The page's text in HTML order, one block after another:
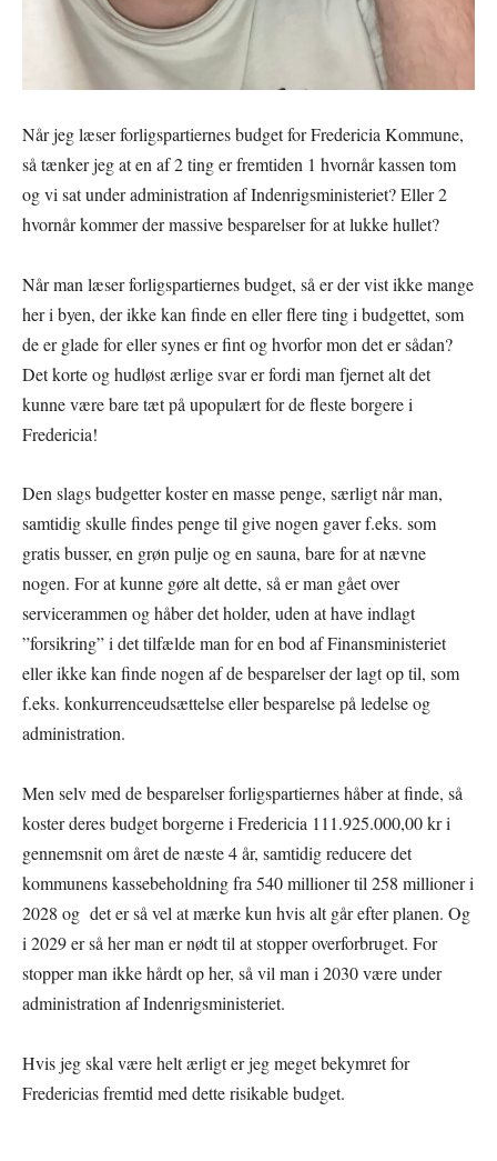
Når jeg læser forligspartiernes budget for Fredericia Kommune,
så tænker jeg at en af 2 ting er fremtiden 1 hvornår kassen tom
og vi sat under administration af Indenrigsministeriet? Eller 2
hvornår kommer der massive besparelser for at lukke hullet?
Når man læser forligspartiernes budget, så er der vist ikke mange
her i byen, der ikke kan finde en eller flere ting i budgettet, som
de er glade for eller synes er fint og hvorfor mon det er sådan?
Det korte og hudløst ærlige svar er fordi man fjernet alt det
kunne være bare tæt på upopulært for de fleste borgere i
Fredericia!
Den slags budgetter koster en masse penge, særligt når man,
samtidig skulle findes penge til give nogen gaver f.eks. som
gratis busser, en grøn pulje og en sauna, bare for at nævne
nogen. For at kunne gøre alt dette, så er man gået over
servicerammen og håber det holder, uden at have indlagt
”forsikring” i det tilfælde man for en bod af Finansministeriet
eller ikke kan finde nogen af de besparelser der lagt op til, som
f.eks. konkurrenceudsættelse eller besparelse på ledelse og
administration.
Men selv med de besparelser forligspartiernes håber at finde, så
koster deres budget borgerne i Fredericia 111.925.000,00 kr i
gennemsnit om året de næste 4 år, samtidig reducere det
kommunens kassebeholdning fra 540 millioner til 258 millioner i
2028 og det er så vel at mærke kun hvis alt går efter planen. Og
i 2029 er så her man er nødt til at stopper overforbruget. For
stopper man ikke hårdt op her, så vil man i 2030 være under
administration af Indenrigsministeriet.
Hvis jeg skal være helt ærligt er jeg meget bekymret for
Fredericias fremtid med dette risikable budget.